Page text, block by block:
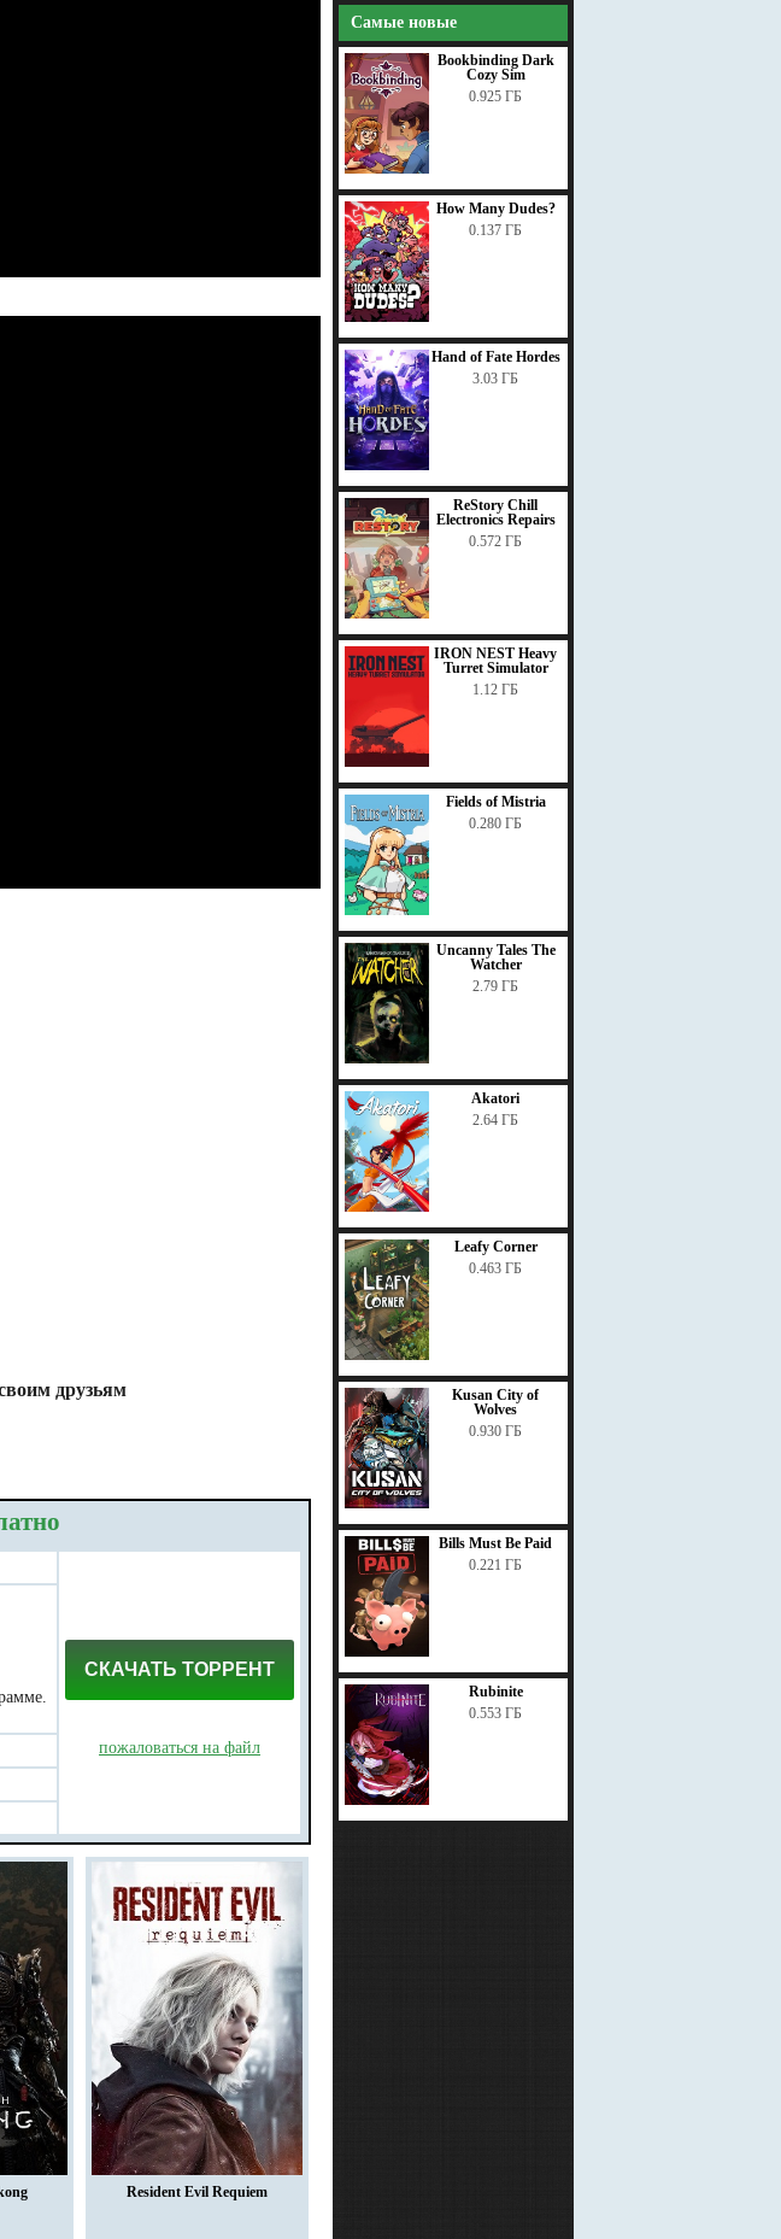
друзьям
СКАЧАТЬ ТОРРЕНТ
пожаловаться на файл
Resident Evil Requiem
Самые новые
Bookbinding Dark
Cozy Sim
0.925 ГБ
How Many Dudes?
0.137 ГБ
Hand of Fate Hordes
3.03 ГБ
ReStory Chill
Electronics Repairs
0.572 ГБ
IRON NEST Heavy
Turret Simulator
1.12 ГБ
Fields of Mistria
0.280 ГБ
Uncanny Tales The
Watcher
2.79 ГБ
Akatori
2.64 ГБ
Leafy Corner
0.463 ГБ
Kusan City of
Wolves
0.930 ГБ
Bills Must Be Paid
0.221 ГБ
Rubinite
0.553 ГБ